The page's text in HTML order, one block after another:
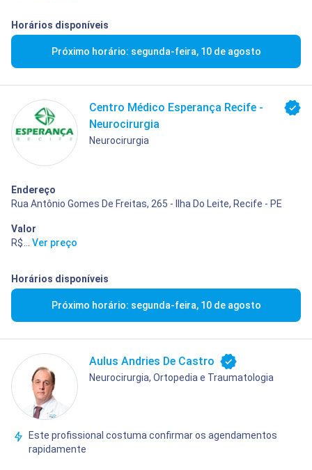
Horários disponíveis
Próximo horário: segunda-feira, 10 de agosto
Centro Médico Esperança Recife -
Neurocirurgia
Neurocirurgia
Endereço
Rua Antônio Gomes De Freitas, 265 - Ilha Do Leite, Recife - PE
Valor
R$ 200,00
Ver preço
Horários disponíveis
Próximo horário: segunda-feira, 10 de agosto
Aulus Andries De Castro
Neurocirurgia, Ortopedia e Traumatologia
Este profissional costuma confirmar os agendamentos
rapidamente